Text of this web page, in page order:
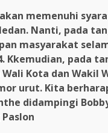
memenuhi
Nanti, pada
masyarakat
Kkemudian, pada
Wali Kota dan
urut. Kita
didampingi